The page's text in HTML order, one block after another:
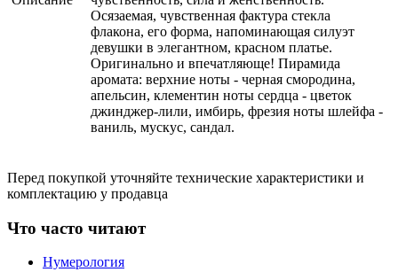
Осязаемая, чувственная фактура стекла
флакона, его форма, напоминающая силуэт
девушки в элегантном, красном платье.
Оригинально и впечатляюще! Пирамида
аромата: верхние ноты - черная смородина,
апельсин, клементин ноты сердца - цветок
джинджер-лили, имбирь, фрезия ноты шлейфа -
ваниль, мускус, сандал.
Перед покупкой уточняйте технические характеристики и
комплектацию у продавца
Что часто читают
Нумерология